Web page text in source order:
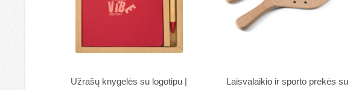
Užrašų knygelės su logotipu |
Laisvalaikio ir sporto prekės su